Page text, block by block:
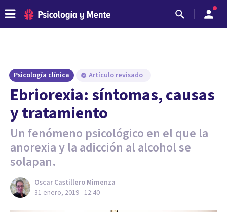
Psicología clínica Artículo revisado
Ebriorexia: síntomas, causas
y tratamiento
Un fenómeno psicológico en el que la
anorexia y la adicción al alcohol se
solapan.
Oscar Castillero Mimenza
31 enero, 2019 - 12:40